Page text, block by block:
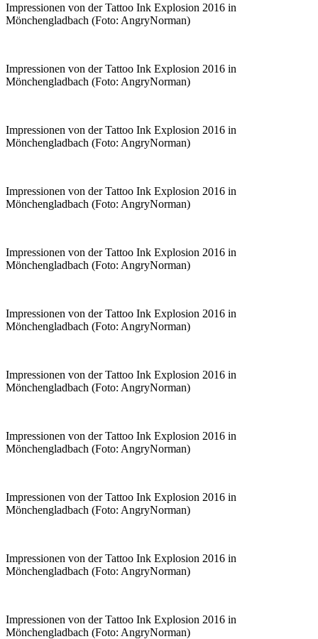
Impressionen von der Tattoo Ink Explosion 2016 in
Mönchengladbach (Foto: AngryNorman)
Impressionen von der Tattoo Ink Explosion 2016 in
Mönchengladbach (Foto: AngryNorman)
Impressionen von der Tattoo Ink Explosion 2016 in
Mönchengladbach (Foto: AngryNorman)
Impressionen von der Tattoo Ink Explosion 2016 in
Mönchengladbach (Foto: AngryNorman)
Impressionen von der Tattoo Ink Explosion 2016 in
Mönchengladbach (Foto: AngryNorman)
Impressionen von der Tattoo Ink Explosion 2016 in
Mönchengladbach (Foto: AngryNorman)
Impressionen von der Tattoo Ink Explosion 2016 in
Mönchengladbach (Foto: AngryNorman)
Impressionen von der Tattoo Ink Explosion 2016 in
Mönchengladbach (Foto: AngryNorman)
Impressionen von der Tattoo Ink Explosion 2016 in
Mönchengladbach (Foto: AngryNorman)
Impressionen von der Tattoo Ink Explosion 2016 in
Mönchengladbach (Foto: AngryNorman)
Impressionen von der Tattoo Ink Explosion 2016 in
Mönchengladbach (Foto: AngryNorman)